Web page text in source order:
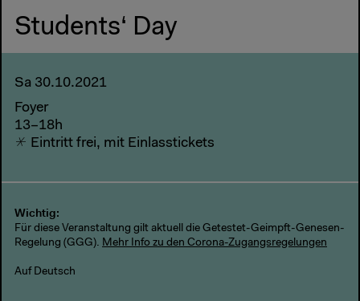
Students‘ Day
Sa 30.10.2021
Foyer
13–18h
Eintritt frei, mit Einlasstickets
Wichtig:
Für diese Veranstaltung gilt aktuell die Getestet-Geimpft-Genesen-
Regelung (GGG). Mehr Info zu den Corona-Zugangsregelungen
Auf Deutsch